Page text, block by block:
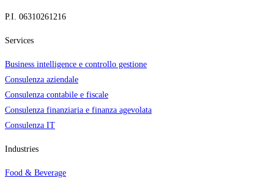
P.I. 06310261216
Services
Business intelligence e controllo gestione
Consulenza aziendale
Consulenza contabile e fiscale
Consulenza finanziaria e finanza agevolata
Consulenza IT
Industries
Food & Beverage